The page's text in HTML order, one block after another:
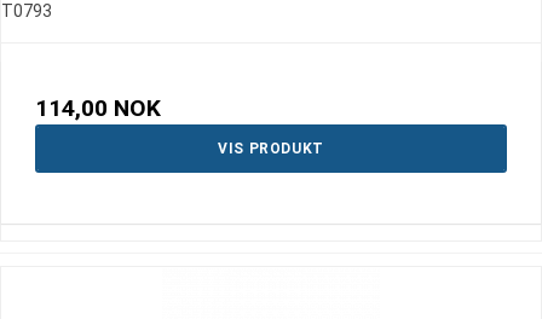
T0793
114,00 NOK
VIS PRODUKT